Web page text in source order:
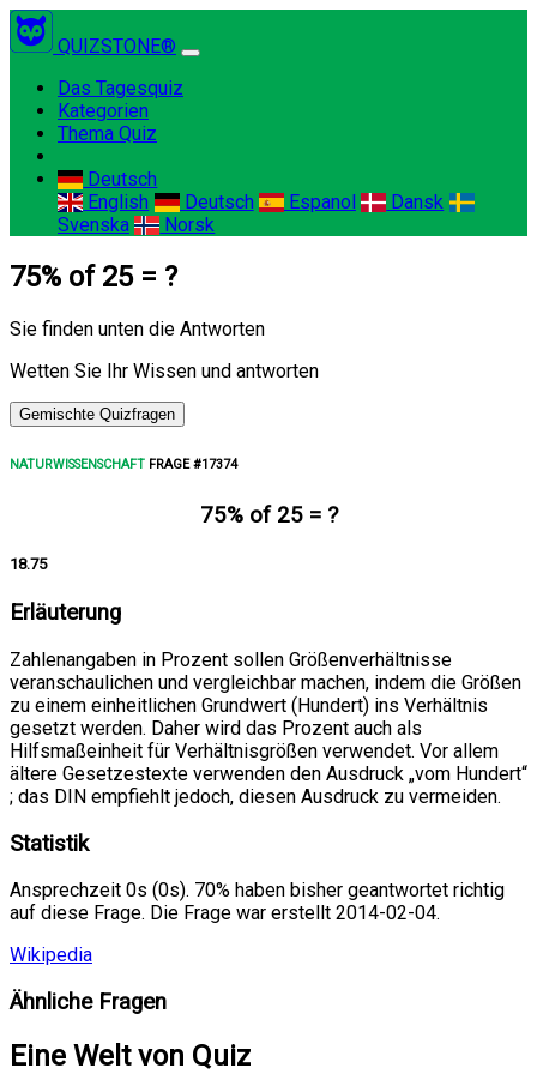
QUIZSTONE®
Das Tagesquiz
Kategorien
Thema Quiz
Deutsch
English
Deutsch Espanol
Dansk
Svenska
Norsk
75% of 25 = ?
Sie finden unten die Antworten
Wetten Sie Ihr Wissen und antworten
Gemischte Quizfragen
NATURWISSENSCHAFT FRAGE #17374
75% of 25 = ?
18.75
Erläuterung
Zahlenangaben in Prozent sollen Größenverhältnisse
veranschaulichen und vergleichbar machen, indem die Größen
zu einem einheitlichen Grundwert (Hundert) ins Verhältnis
gesetzt werden. Daher wird das Prozent auch als
Hilfsmaßeinheit für Verhältnisgrößen verwendet. Vor allem
ältere Gesetzestexte verwenden den Ausdruck „vom Hundert“
; das DIN empfiehlt jedoch, diesen Ausdruck zu vermeiden.
Statistik
Ansprechzeit 0s (0s). 70% haben bisher geantwortet richtig
auf diese Frage. Die Frage war erstellt 2014-02-04.
Wikipedia
Ähnliche Fragen
Eine Welt von Quiz